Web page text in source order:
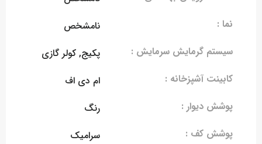
نما :
نامشخص
سیستم گرمایش سرمایش :
پکیج, کولر گازی
کابینت آشپزخانه :
ام دی اف
پوشش دیوار :
رنگ
پوشش کف :
سرامیک